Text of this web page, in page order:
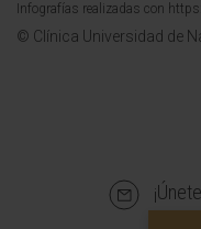
Infografías realizadas con
© Clínica Universidad de